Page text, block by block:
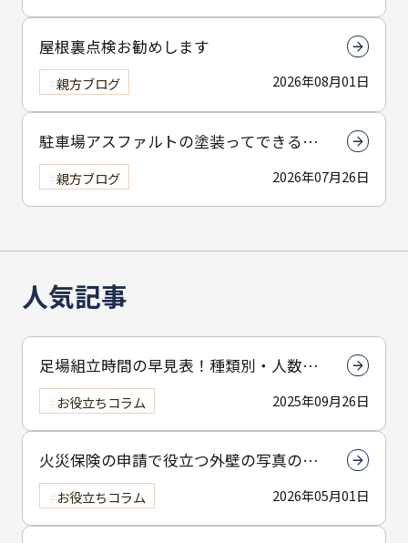
屋根裏点検お勧めします
2026年08月01日
親方ブログ
駐車場アスファルトの塗装ってできる
の？
2026年07月26日
親方ブログ
人気記事
足場組立時間の早見表！種類別・人数別
で組立時間を解説
2025年09月26日
お役立ちコラム
火災保険の申請で役立つ外壁の写真の撮
り方とは？撮影のコツを解説
2026年05月01日
お役立ちコラム